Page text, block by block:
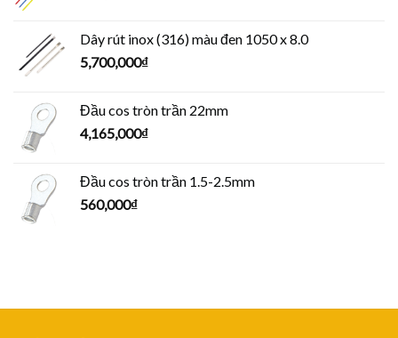
Dây rút inox (316) màu đen 1050 x 8.0
5,700,000₫
Đầu cos tròn trần 22mm
4,165,000₫
Đầu cos tròn trần 1.5-2.5mm
560,000₫